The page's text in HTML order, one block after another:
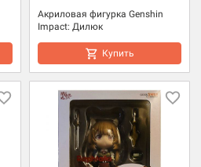
Акриловая фигурка Genshin
Impact: Дилюк
Купить